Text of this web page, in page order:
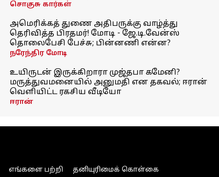
சொகுசு கார்கள்
அமெரிக்கத் துணை அதிபருக்கு வாழ்த்து
தெரிவித்த பிரதமர்! மோடி - ஜே.டி.வேன்ஸ்
தொலைபேசி பேச்சு; பின்னணி என்ன?
நரேந்திர மோடி
உயிருடன் இருக்கிறாரா முஜ்தபா கமேனி?
மருத்துவமனையில் அனுமதி என தகவல்; ஈரான்
வெளியிட்ட ரகசிய வீடியோ
ஈரான்
எங்களை பற்றி தனியுரிமைக் கொள்கை